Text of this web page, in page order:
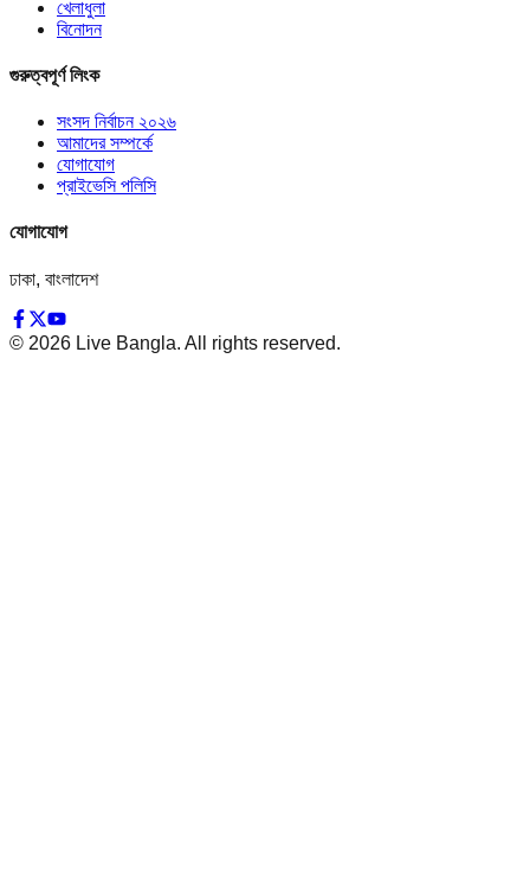
খেলাধুলা
বিনোদন
গুরুত্বপূর্ণ লিংক
সংসদ নির্বাচন ২০২৬
আমাদের সম্পর্কে
যোগাযোগ
প্রাইভেসি পলিসি
যোগাযোগ
ঢাকা, বাংলাদেশ
© 2026 Live Bangla. All rights reserved.